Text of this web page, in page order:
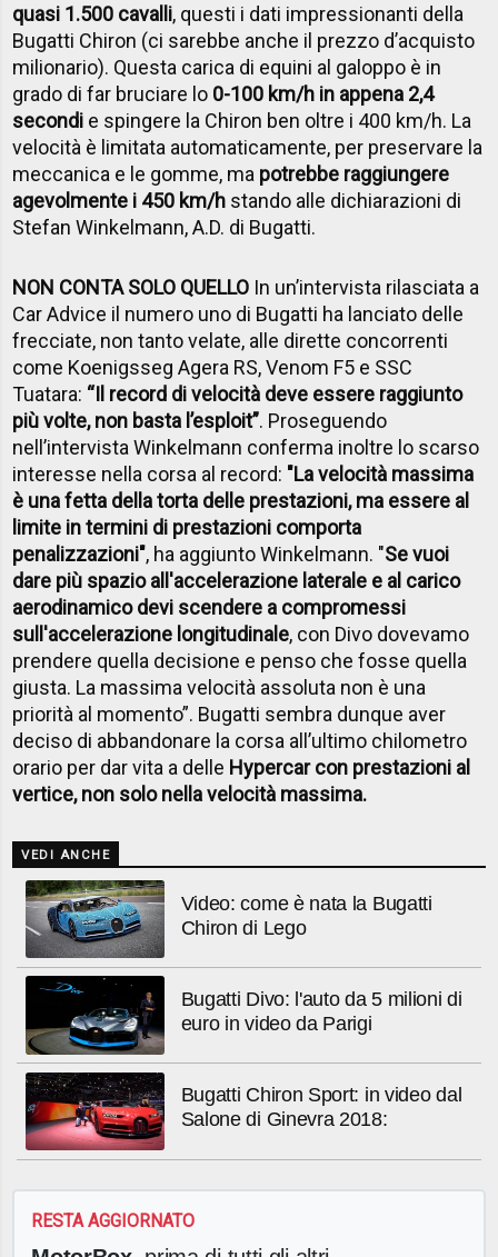
quasi 1.500 cavalli, questi i dati impressionanti della
Bugatti Chiron (ci sarebbe anche il prezzo d’acquisto
milionario). Questa carica di equini al galoppo è in
grado di far bruciare lo 0-100 km/h in appena 2,4
secondi e spingere la Chiron ben oltre i 400 km/h. La
velocità è limitata automaticamente, per preservare la
meccanica e le gomme, ma potrebbe raggiungere
agevolmente i 450 km/h stando alle dichiarazioni di
Stefan Winkelmann, A.D. di Bugatti.
NON CONTA SOLO QUELLO In un’intervista rilasciata a
Car Advice il numero uno di Bugatti ha lanciato delle
frecciate, non tanto velate, alle dirette concorrenti
come Koenigsseg Agera RS, Venom F5 e SSC
Tuatara: “Il record di velocità deve essere raggiunto
più volte, non basta l’esploit”. Proseguendo
nell’intervista Winkelmann conferma inoltre lo scarso
interesse nella corsa al record: "La velocità massima
è una fetta della torta delle prestazioni, ma essere al
limite in termini di prestazioni comporta
penalizzazioni", ha aggiunto Winkelmann. "Se vuoi
dare più spazio all'accelerazione laterale e al carico
aerodinamico devi scendere a compromessi
sull'accelerazione longitudinale, con Divo dovevamo
prendere quella decisione e penso che fosse quella
giusta. La massima velocità assoluta non è una
priorità al momento”. Bugatti sembra dunque aver
deciso di abbandonare la corsa all’ultimo chilometro
orario per dar vita a delle Hypercar con prestazioni al
vertice, non solo nella velocità massima.
VEDI ANCHE
Video: come è nata la Bugatti
Chiron di Lego
Bugatti Divo: l'auto da 5 milioni di
euro in video da Parigi
Bugatti Chiron Sport: in video dal
Salone di Ginevra 2018:
RESTA AGGIORNATO